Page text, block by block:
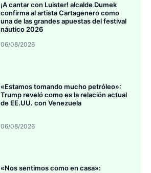
¡A cantar con Luister! alcalde Dumek
confirma al artista Cartagenero como
una de las grandes apuestas del festival
náutico 2026
06/08/2026
«Estamos tomando mucho petróleo»:
Trump reveló como es la relación actual
de EE.UU. con Venezuela
06/08/2026
«Nos sentimos como en casa»: